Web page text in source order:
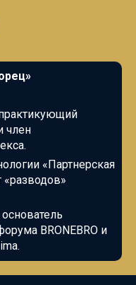
член
«Партнерская
«разводов»
BRONEBRO и